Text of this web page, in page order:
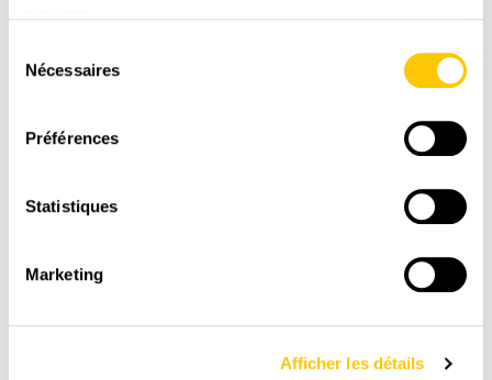
Nécessaires
Préférences
Statistiques
Marketing
Afficher les détails